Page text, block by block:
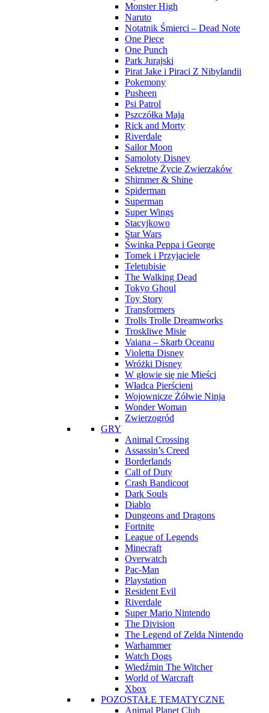
Monster High
Naruto
Notatnik Śmierci – Dead Note
One Piece
One Punch
Park Jurajski
Pirat Jake i Piraci Z Nibylandii
Pokemony
Pusheen
Psi Patrol
Pszczółka Maja
Rick and Morty
Riverdale
Sailor Moon
Samoloty Disney
Sekretne Życie Zwierzaków
Shimmer & Shine
Spiderman
Superman
Super Wings
Stacyjkowo
Star Wars
Świnka Peppa i George
Tomek i Przyjaciele
Teletubisie
The Walking Dead
Tokyo Ghoul
Toy Story
Transformers
Trolls Trolle Dreamworks
Troskliwe Misie
Vaiana – Skarb Oceanu
Violetta Disney
Wróżki Disney
W głowie się nie Mieści
Władca Pierścieni
Wojownicze Żółwie Ninja
Wonder Woman
Zwierzogród
GRY
Animal Crossing
Assassin’s Creed
Borderlands
Call of Duty
Crash Bandicoot
Dark Souls
Diablo
Dungeons and Dragons
Fortnite
League of Legends
Minecraft
Overwatch
Pac-Man
Playstation
Resident Evil
Riverdale
Super Mario Nintendo
The Division
The Legend of Zelda Nintendo
Warhammer
Watch Dogs
Wiedźmin The Witcher
World of Warcraft
Xbox
POZOSTAŁE TEMATYCZNE
Animal Planet Club